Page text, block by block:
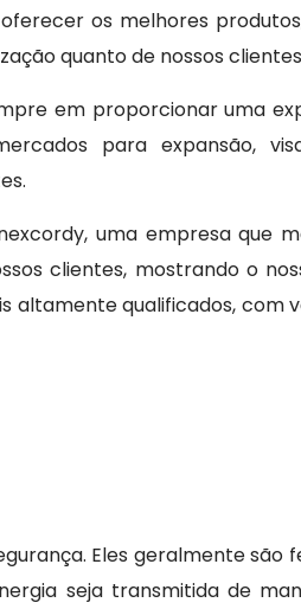
os melhores
quanto de nossos
em proporcionar uma
para expansão,
uma empresa que
clientes, mostrando o
altamente qualificados, com
Eles geralmente são
seja transmitida de